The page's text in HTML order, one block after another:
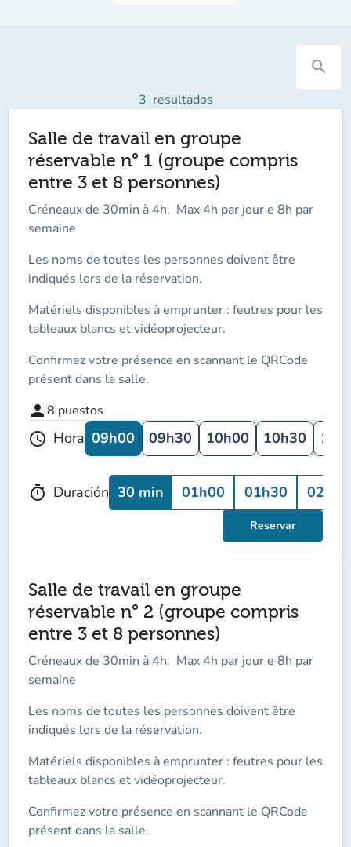
search
3 resultados
Salle de travail en groupe
réservable n° 1 (groupe compris
entre 3 et 8 personnes)
Créneaux de 30min à 4h. Max 4h par jour e 8h par
semaine
Les noms de toutes les personnes doivent être
indiqués lors de la réservation.
Matériels disponibles à emprunter : feutres pour les
tableaux blancs et vidéoprojecteur.
Confirmez votre présence en scannant le QRCode
présent dans la salle.
person8 puestos
schedule Hora 09h00 09h30 10h00 10h30
timer Duración 30 min 01h00 01h30 02h00
Reservar
Salle de travail en groupe
réservable n° 2 (groupe compris
entre 3 et 8 personnes)
Créneaux de 30min à 4h. Max 4h par jour e 8h par
semaine
Les noms de toutes les personnes doivent être
indiqués lors de la réservation.
Matériels disponibles à emprunter : feutres pour les
tableaux blancs et vidéoprojecteur.
Confirmez votre présence en scannant le QRCode
présent dans la salle.